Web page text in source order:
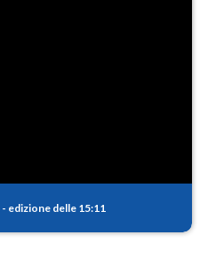
- edizione delle 15:11